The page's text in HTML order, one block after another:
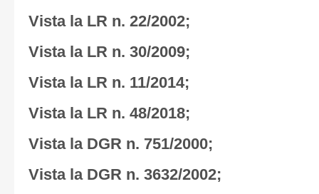
Vista la LR n. 22/2002;
Vista la LR n. 30/2009;
Vista la LR n. 11/2014;
Vista la LR n. 48/2018;
Vista la DGR n. 751/2000;
Vista la DGR n. 3632/2002;